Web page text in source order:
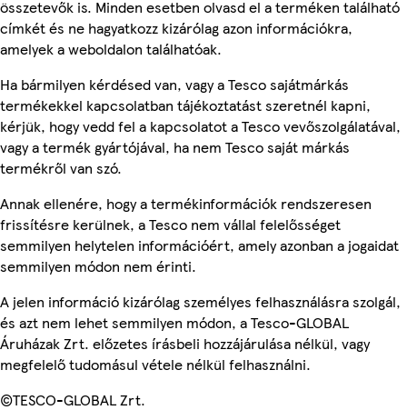
összetevők is. Minden esetben olvasd el a terméken található
címkét és ne hagyatkozz kizárólag azon információkra,
amelyek a weboldalon találhatóak.
Ha bármilyen kérdésed van, vagy a Tesco sajátmárkás
termékekkel kapcsolatban tájékoztatást szeretnél kapni,
kérjük, hogy vedd fel a kapcsolatot a Tesco vevőszolgálatával,
vagy a termék gyártójával, ha nem Tesco saját márkás
termékről van szó.
Annak ellenére, hogy a termékinformációk rendszeresen
frissítésre kerülnek, a Tesco nem vállal felelősséget
semmilyen helytelen információért, amely azonban a jogaidat
semmilyen módon nem érinti.
A jelen információ kizárólag személyes felhasználásra szolgál,
és azt nem lehet semmilyen módon, a Tesco-GLOBAL
Áruházak Zrt. előzetes írásbeli hozzájárulása nélkül, vagy
megfelelő tudomásul vétele nélkül felhasználni.
©TESCO-GLOBAL Zrt.